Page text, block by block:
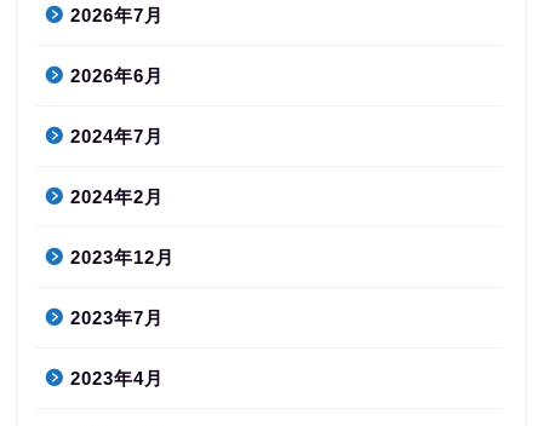
2026年7月
2026年6月
2024年7月
2024年2月
2023年12月
2023年7月
2023年4月